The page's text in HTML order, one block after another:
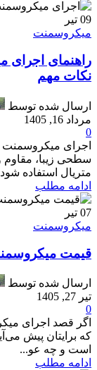
09 تیر
میکروسمنت
راهنمای اجرای
نکات مهم
ارسال شده توسط
مرداد 16, 1405
0
اجرای میکروسمنت
سطحی زیبا، مقاوم
متریال استفاده
ادامه مطلب
07 تیر
میکروسمنت
قیمت میکروسمنت در سال
ارسال شده توسط
تیر 27, 1405
0
اگر قصد اجرای
که برایتان پیش
است و چه عو...
ادامه مطلب